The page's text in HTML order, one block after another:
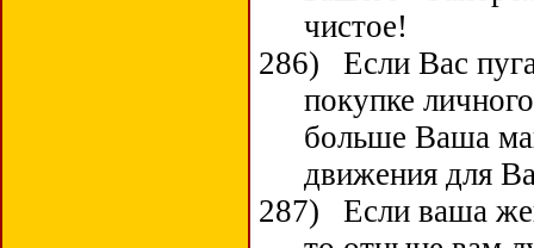
чистое!
286)
Если Вас
покупке
больше Ваша
движения для
287)
Если ваша